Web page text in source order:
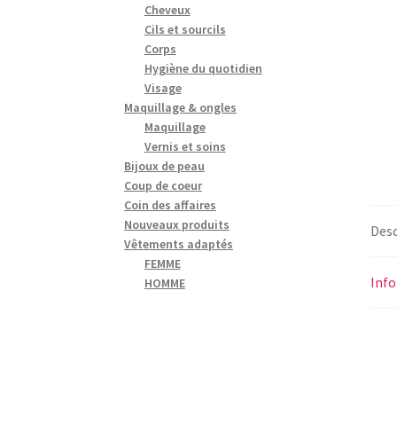
Cheveux
Cils et sourcils
Corps
Hygiène du quotidien
Visage
Maquillage & ongles
Maquillage
Vernis et soins
Bijoux de peau
Coup de coeur
Coin des affaires
Nouveaux produits
Vêtements adaptés
FEMME
HOMME